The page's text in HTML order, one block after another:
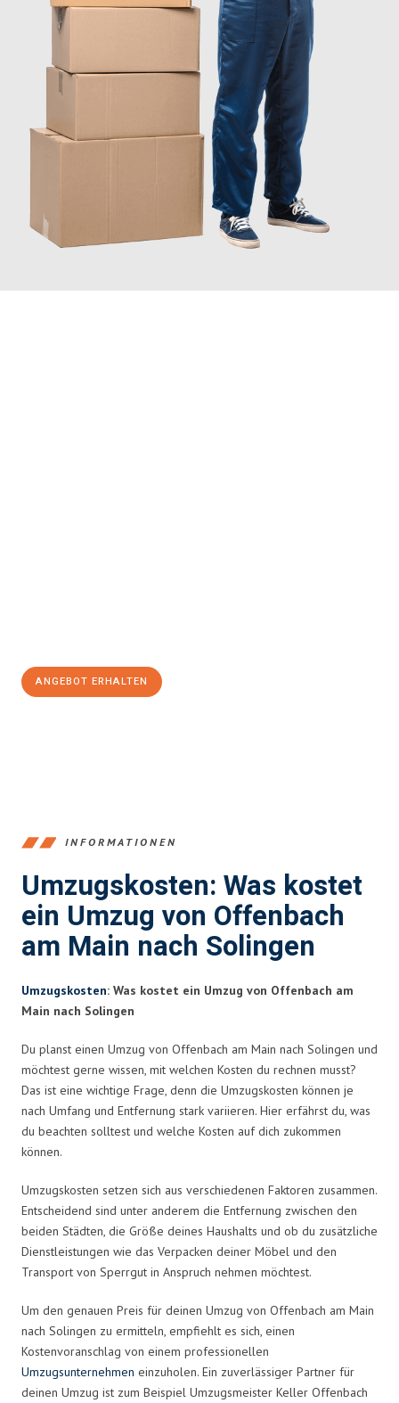
ANGEBOT ERHALTEN
INFORMATIONEN
Umzugskosten: Was kostet
ein Umzug von Offenbach
am Main nach Solingen
Umzugskosten: Was kostet ein Umzug von Offenbach am
Main nach Solingen
Du planst einen Umzug von Offenbach am Main nach Solingen und
möchtest gerne wissen, mit welchen Kosten du rechnen musst?
Das ist eine wichtige Frage, denn die Umzugskosten können je
nach Umfang und Entfernung stark variieren. Hier erfährst du, was
du beachten solltest und welche Kosten auf dich zukommen
können.
Umzugskosten setzen sich aus verschiedenen Faktoren zusammen.
Entscheidend sind unter anderem die Entfernung zwischen den
beiden Städten, die Größe deines Haushalts und ob du zusätzliche
Dienstleistungen wie das Verpacken deiner Möbel und den
Transport von Sperrgut in Anspruch nehmen möchtest.
Um den genauen Preis für deinen Umzug von Offenbach am Main
nach Solingen zu ermitteln, empfiehlt es sich, einen
Kostenvoranschlag von einem professionellen
Umzugsunternehmen einzuholen. Ein zuverlässiger Partner für
deinen Umzug ist zum Beispiel Umzugsmeister Keller Offenbach